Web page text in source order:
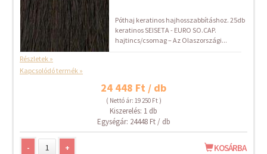
Póthaj keratinos hajhosszabbításhoz. 25db
keratinos SEISETA - EURO SO.CAP.
hajtincs/csomag – Az Olaszországi...
Részletek »
Kapcsolódó termék »
24 448 Ft / db
( Nettó ár: 19 250 Ft )
Kiszerelés: 1 db
Egységár: 24448 Ft / db
- + KOSÁRBA